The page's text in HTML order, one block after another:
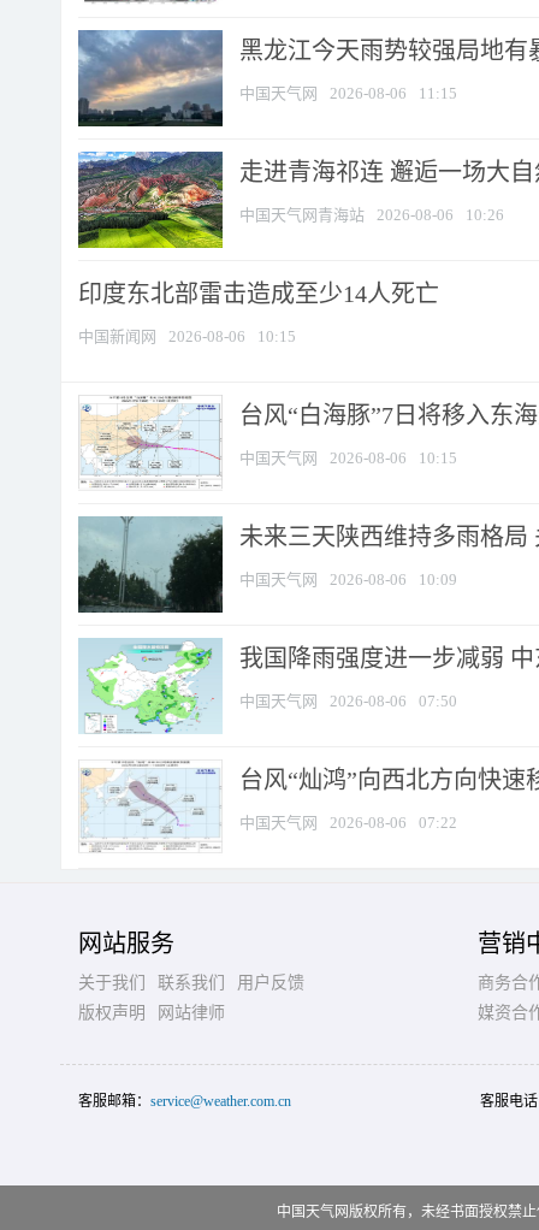
黑龙江今天雨势较强局地有
中国天气网 2026-08-06 11:15
走进青海祁连 邂逅一场大
中国天气网青海站 2026-08-06 10:26
印度东北部雷击造成至少14人死亡
中国新闻网 2026-08-06 10:15
台风“白海豚”7日将移入东
中国天气网 2026-08-06 10:15
未来三天陕西维持多雨格局
中国天气网 2026-08-06 10:09
我国降雨强度进一步减弱
中国天气网 2026-08-06 07:50
台风“灿鸿”向西北方向快
中国天气网 2026-08-06 07:22
网站服务
关于我们 联系我们
用户反馈
版权声明
网站律师
营销
商务合
媒资合
客服邮箱： service@weather.com.cn 客服电
中国天气网版权所有，未经书面授权